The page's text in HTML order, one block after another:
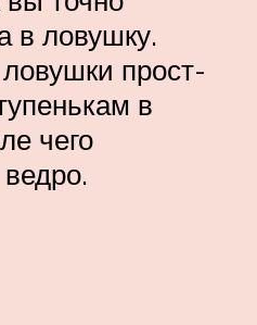
в ловушку.
прост-
в
чего